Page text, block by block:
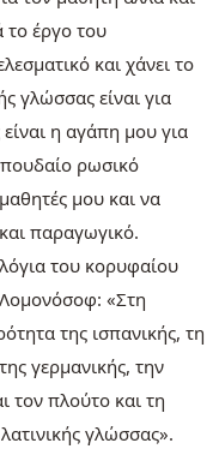
το έργο του
και χάνει το
γλώσσας είναι για
η αγάπη μου για
ρωσικό
μου και να
παραγωγικό.
του κορυφαίου
«Στη
της ισπανικής, τη
γερμανικής, την
τον πλούτο και τη
γλώσσας».